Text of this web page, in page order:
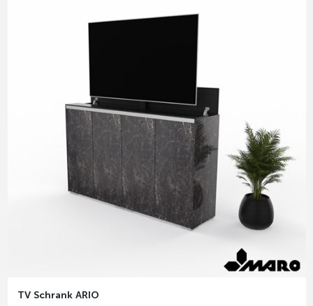
TV Schrank ARIO